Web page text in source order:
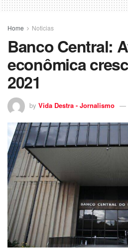
Home Noticias
Banco Central:
econômica
2021
by Vida Destra - Jornalismo